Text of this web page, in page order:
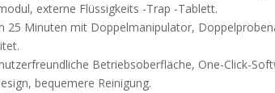
externe Flüssigkeits -Trap -Tablett.
25 Minuten mit Doppelmanipulator,
Betriebsoberfläche, One-Click-
bequemere Reinigung.